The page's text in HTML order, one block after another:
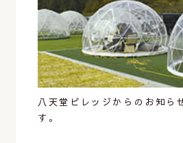
八天堂ビレッジからのお知ら
す。